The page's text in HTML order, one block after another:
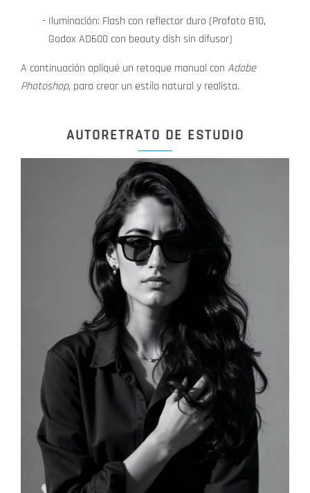
Iluminación: Flash con reflector duro (Profoto B10,
Godox AD600 con beauty dish sin difusor)
A continuación apliqué un retoque manual con Adobe
Photoshop, para crear un estilo natural y realista.
AUTORETRATO DE ESTUDIO